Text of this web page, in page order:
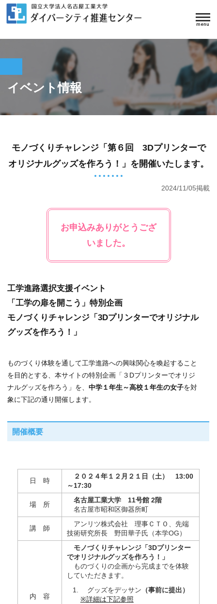
イベント情報
モノづくりチャレンジ「第６回 3Dプリンターで
オリジナルグッズを作ろう！」を開催いたします。
2024/11/05掲載
お申込みありがとうござ
いました。
工学進路選択支援イベント
「工学の扉を開こう」特別企画
モノづくりチャレンジ「3Dプリンターでオリジナル
グッズを作ろう！」
ものづくり体験を通して工学進路への興味関心を喚起すること
を目的とする、本サイトの特別企画「３Dプリンターでオリジ
ナルグッズを作ろう」を、 中学１年生～高校１年生の女子を対
象に下記の通り開催します。
開催概要
日 時
２０２４年１２月２１日（土） 13:00
～17:30
場 所
名古屋工業大学 11号館 2階
名古屋市昭和区御器所町
講 師
アンリツ株式会社 理事ＣＴＯ、先端
技術研究所長 野田華子氏（本学OG）
内 容
モノづくりチャレンジ「3Dプリンター
でオリジナルグッズを作ろう！」
ものづくりの企画から完成までを体験
していただきます。
グッズをデッサン （事前に提出）
※詳細は下記参照